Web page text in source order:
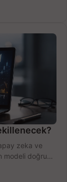
zeka ve
modeli doğru